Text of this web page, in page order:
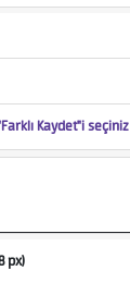
Kaydet"i seçiniz
px)